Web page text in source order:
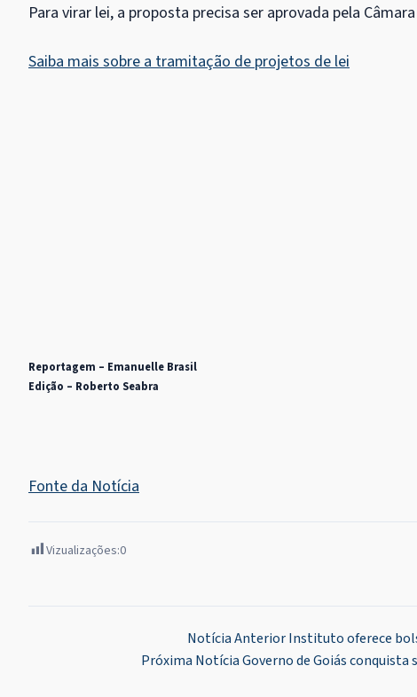
Para virar lei, a proposta precisa ser aprovada pela
Saiba mais sobre a tramitação de projetos de lei
Reportagem – Emanuelle Brasil
Edição – Roberto Seabra
Fonte da Notícia
Vizualizações:0
Notícia AnteriorInstituto oferece
Próxima NotíciaGoverno de Goiás conquista